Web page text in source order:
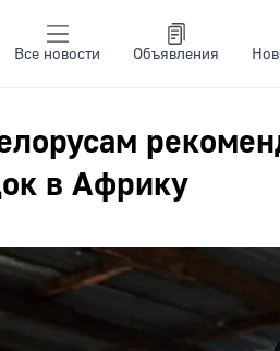
Все новости Объявления
в Африку